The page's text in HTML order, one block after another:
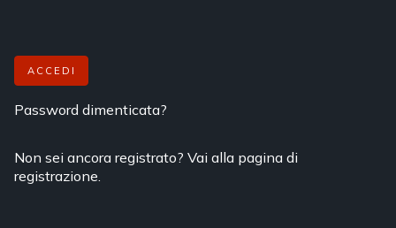
ACCEDI
Password dimenticata?
Non sei ancora registrato? Vai alla pagina di
registrazione.